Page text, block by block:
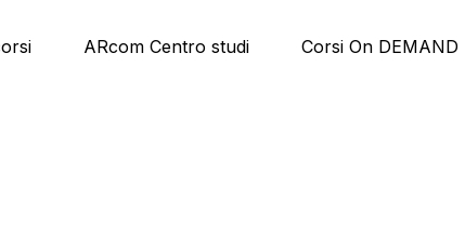
ARcom Centro studi Corsi On DEMAND